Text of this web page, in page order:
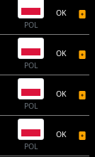
POL
OK
POL
OK
POL
OK
POL
OK